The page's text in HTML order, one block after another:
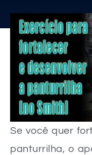
Se você quer
panturrilha, o